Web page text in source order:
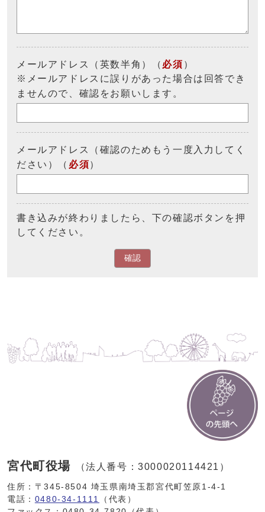
メールアドレス（英数半角）（ 必須 ）
※メールアドレスに誤りがあった場合は回答でき
ませんので、確認をお願いします。
メールアドレス（確認のためもう一度入力してく
ださい）（ 必須）
書き込みが終わりましたら、下の確認ボタンを押
してください。
確認
宮代町役場 （法人番号：3000020114421）
住所：〒345-8504 埼玉県南埼玉郡宮代町笠原1-4-1
電話： 0480-34-1111
（代表）